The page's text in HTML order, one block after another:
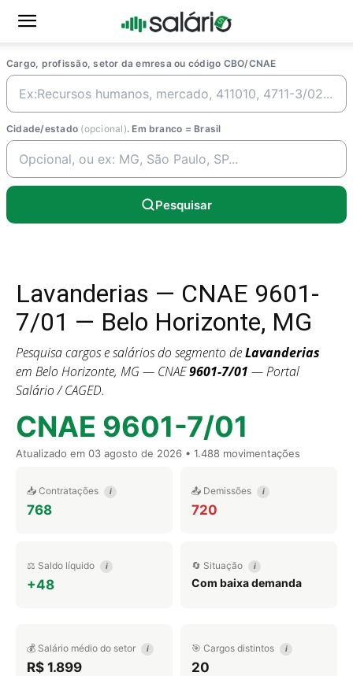
Cargo, profissão, setor da emresa ou código CBO/CNAE
Cidade/estado (opcional). Em branco = Brasil
Pesquisar
Lavanderias — CNAE 9601-
7/01 — Belo Horizonte, MG
Pesquisa cargos e salários do segmento deLavanderias
em Belo Horizonte, MG — CNAE9601-7/01 — Portal
Salário / CAGED.
CNAE 9601-7/01
Atualizado em 03 agosto de 2026 • 1.488 movimentações
📥 Contratações i
768
📤 Demissões i
720
⚖️ Saldo líquido i
+48
🔄 Situação i
Com baixa demanda
💰 Salário médio do setor i
R$ 1.899
🎯 Cargos distintos i
20